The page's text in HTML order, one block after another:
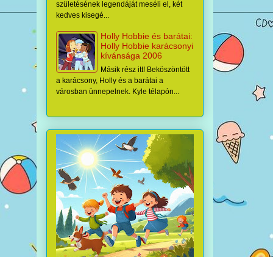
születésének legendáját meséli el, két
kedves kisegé...
Holly Hobbie és barátai:
Holly Hobbie karácsonyi
kívánsága 2006
Másik rész itt! Beköszöntött
a karácsony, Holly és a barátai a
városban ünnepelnek. Kyle télapón...